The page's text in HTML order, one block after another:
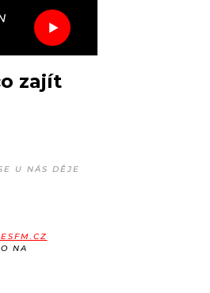
zajít
U NÁS DĚJE
NA